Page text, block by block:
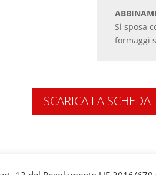
Si sposa
formaggi
SCARICA LA SCHEDA